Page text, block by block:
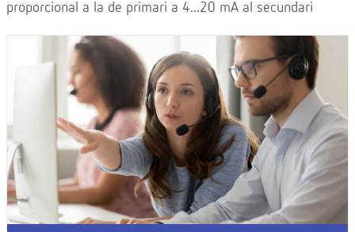
proporcional a la de primari a 4...20 mA al secundari